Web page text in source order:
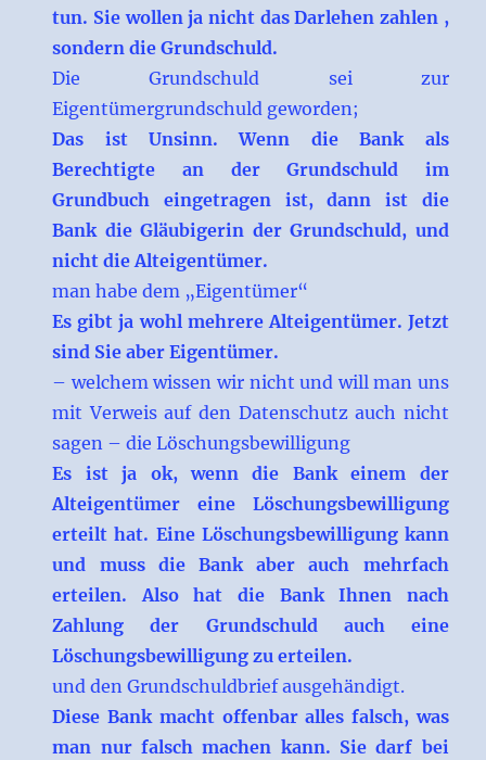
tun. Sie wollen ja nicht das Darlehen zahlen ,
sondern die Grundschuld.
Die Grundschuld sei zur
Eigentümergrundschuld geworden;
Das ist Unsinn. Wenn die Bank als
Berechtigte an der Grundschuld im
Grundbuch eingetragen ist, dann ist die
Bank die Gläubigerin der Grundschuld, und
nicht die Alteigentümer.
man habe dem „Eigentümer“
Es gibt ja wohl mehrere Alteigentümer. Jetzt
sind Sie aber Eigentümer.
– welchem wissen wir nicht und will man uns
mit Verweis auf den Datenschutz auch nicht
sagen – die Löschungsbewilligung
Es ist ja ok, wenn die Bank einem der
Alteigentümer eine Löschungsbewilligung
erteilt hat. Eine Löschungsbewilligung kann
und muss die Bank aber auch mehrfach
erteilen. Also hat die Bank Ihnen nach
Zahlung der Grundschuld auch eine
Löschungsbewilligung zu erteilen.
und den Grundschuldbrief ausgehändigt.
Diese Bank macht offenbar alles falsch, was
man nur falsch machen kann. Sie darf bei